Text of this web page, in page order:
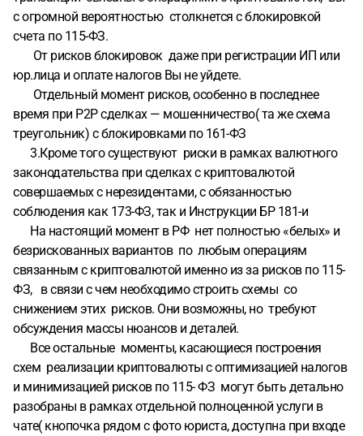
с огромной вероятностью столкнется с блокировкой
счета по 115-ФЗ.
От рисков блокировок даже при регистрации ИП или
юр.лица и оплате налогов Вы не уйдете.
Отдельный момент рисков, особенно в последнее
время при Р2Р сделках — мошенничество( та же схема
треугольник) с блокировками по 161-ФЗ
3.Кроме того существуют риски в рамках валютного
законодательства при сделках с криптовалютой
совершаемых с нерезидентами, с обязанностью
соблюдения как 173-ФЗ, так и Инструкции БР 181-и
На настоящий момент в РФ нет полностью «белых» и
безрискованных вариантов по любым операциям
связанным с криптовалютой именно из за рисков по 115-
ФЗ, в связи с чем необходимо строить схемы со
снижением этих рисков. Они возможны, но требуют
обсуждения массы нюансов и деталей.
Все остальные моменты, касающиеся построения
схем реализации криптовалюты с оптимизацией налогов
и минимизацией рисков по 115- ФЗ могут быть детально
разобраны в рамках отдельной полноценной услуги в
чате( кнопочка рядом с фото юриста, доступна при входе